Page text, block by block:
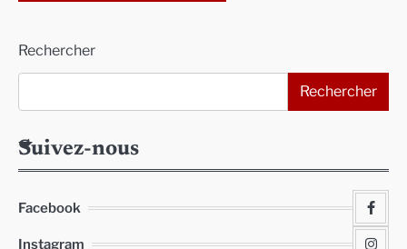
Rechercher
Rechercher
Suivez-nous
Facebook
Instagram